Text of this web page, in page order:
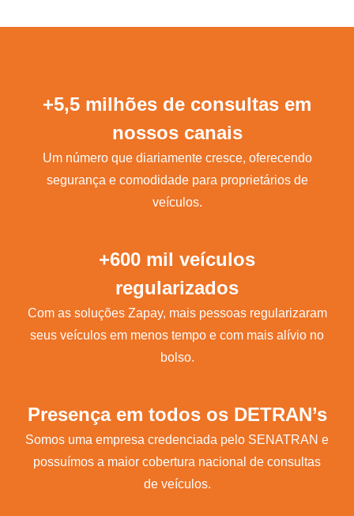
+5,5 milhões de consultas em
nossos canais
Um número que diariamente cresce, oferecendo
segurança e comodidade para proprietários de
veículos.
+600 mil veículos
regularizados
Com as soluções Zapay, mais pessoas regularizaram
seus veículos em menos tempo e com mais alívio no
bolso.
Presença em todos os DETRAN’s
Somos uma empresa credenciada pelo SENATRAN e
possuímos a maior cobertura nacional de consultas
de veículos.